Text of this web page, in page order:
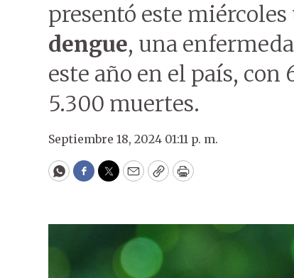
presentó este
dengue, una
este año en el país, con
5.300 muertes.
Septiembre 18, 2024 01:11 p. m.
WhatsApp
Facebook
Twitter
EmailCopyPrint